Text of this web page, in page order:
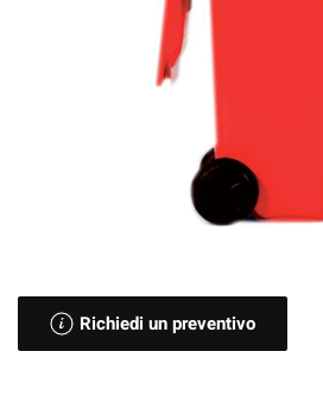
Richiedi un preventivo